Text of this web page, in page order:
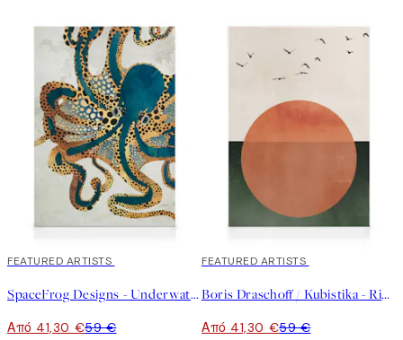
30%*
FEATURED ARTISTS
SpaceFrog Designs - Underwater Dream Καμβάς
Από 41,30 €59 €
30%*
FEATURED ARTISTS
Boris Draschoff / Kubistika - Rising Καμβάς
Από 41,30 €59 €